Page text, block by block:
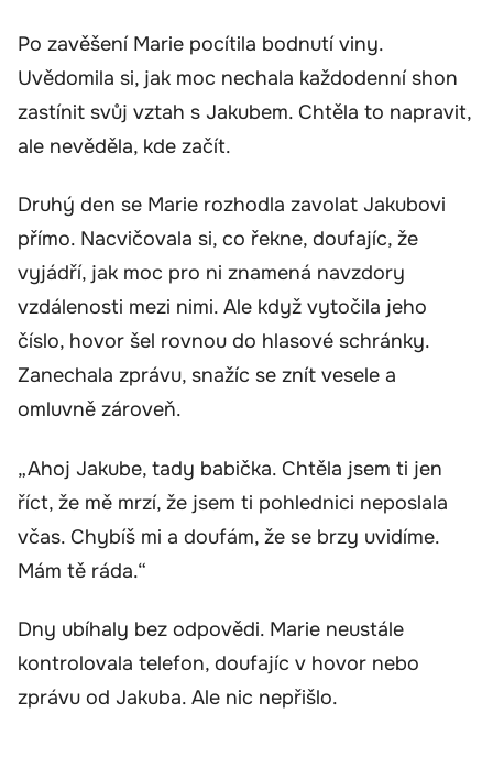
Po zavěšení Marie pocítila bodnutí viny.
Uvědomila si, jak moc nechala každodenní shon
zastínit svůj vztah s Jakubem. Chtěla to napravit,
ale nevěděla, kde začít.
Druhý den se Marie rozhodla zavolat Jakubovi
přímo. Nacvičovala si, co řekne, doufajíc, že
vyjádří, jak moc pro ni znamená navzdory
vzdálenosti mezi nimi. Ale když vytočila jeho
číslo, hovor šel rovnou do hlasové schránky.
Zanechala zprávu, snažíc se znít vesele a
omluvně zároveň.
„Ahoj Jakube, tady babička. Chtěla jsem ti jen
říct, že mě mrzí, že jsem ti pohlednici neposlala
včas. Chybíš mi a doufám, že se brzy uvidíme.
Mám tě ráda.“
Dny ubíhaly bez odpovědi. Marie neustále
kontrolovala telefon, doufajíc v hovor nebo
zprávu od Jakuba. Ale nic nepřišlo.